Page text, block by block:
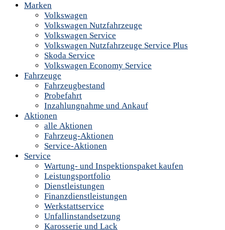
Marken
Volkswagen
Volkswagen Nutzfahrzeuge
Volkswagen Service
Volkswagen Nutzfahrzeuge Service Plus
Skoda Service
Volkswagen Economy Service
Fahrzeuge
Fahrzeugbestand
Probefahrt
Inzahlungnahme und Ankauf
Aktionen
alle Aktionen
Fahrzeug-Aktionen
Service-Aktionen
Service
Wartung- und Inspektionspaket kaufen
Leistungsportfolio
Dienstleistungen
Finanzdienstleistungen
Werkstattservice
Unfallinstandsetzung
Karosserie und Lack